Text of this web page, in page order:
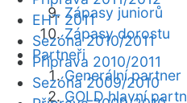
Zápasy juniorů
Zápasy dorostu
Partneři
Generální partner
GOLD hlavní
EHT 2011
Sezóna 2010/2011
Příprava 2010/2011
Sezóna 2009/2010